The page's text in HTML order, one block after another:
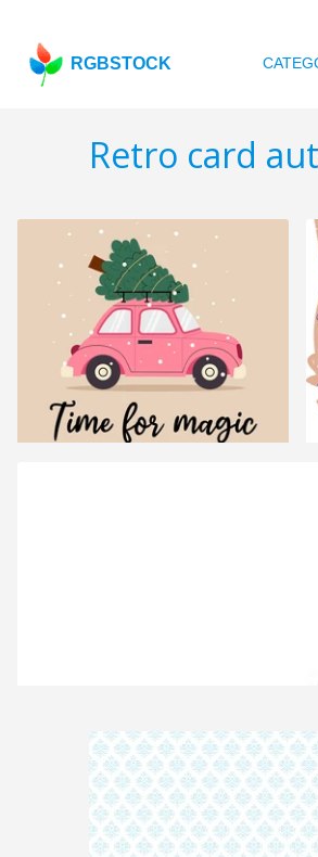
RGBSTOCK
Retro card